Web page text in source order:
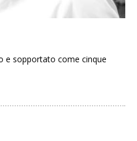
e sopportato come cinque